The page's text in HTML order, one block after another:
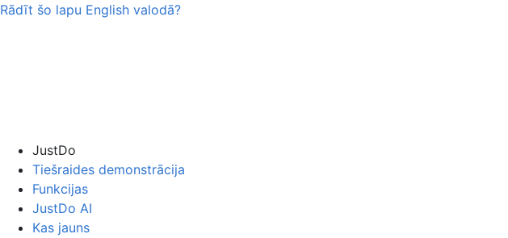
Rādīt šo lapu English valodā?
JustDo
Tiešraides demonstrācija
Funkcijas
JustDo AI
Kas jauns